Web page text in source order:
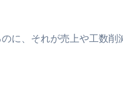
に、それが売上や工数